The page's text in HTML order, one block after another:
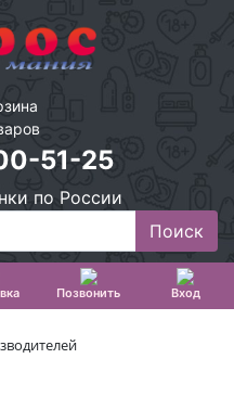
51-25
по России
Позвонить Вход